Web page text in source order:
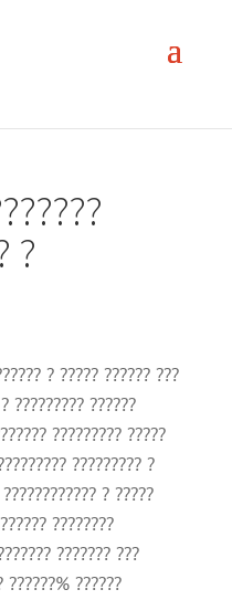
?
? ????? ?????? ???
????????? ??????
????????? ?????
????????? ?
? ?????
????????
??????? ???
??????% ??????